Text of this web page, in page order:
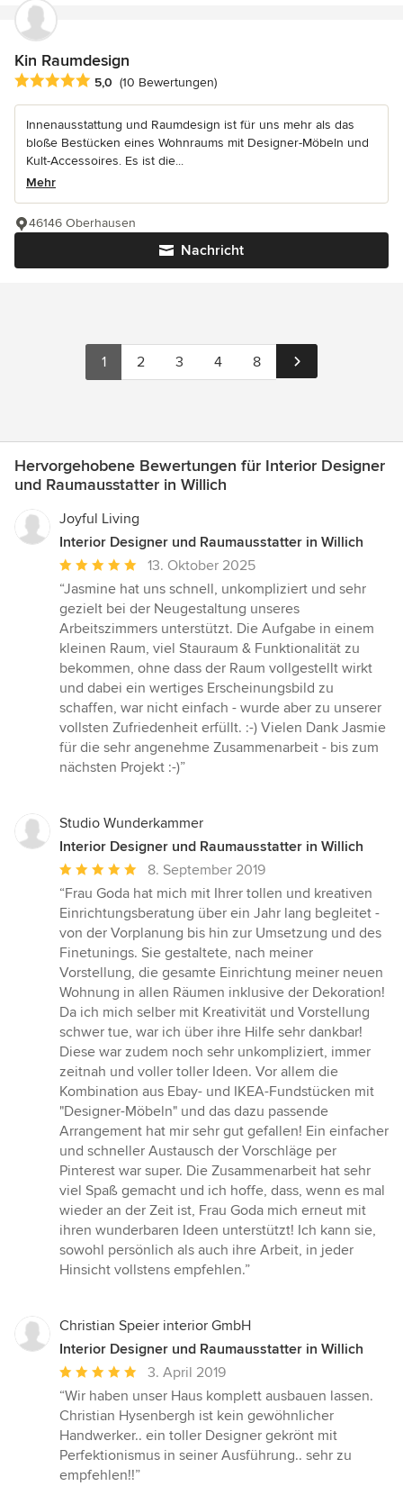
Kin Raumdesign
Durchschnittliche Bewertung: 5 von 5 Sternen
5,0 (10 Bewertungen)
Innenausstattung und Raumdesign ist für uns mehr als das
bloße Bestücken eines Wohnraums mit Designer-Möbeln und
Kult-Accessoires. Es ist die...
Mehr
Nachricht
46146 Oberhausen
1 2 3 4 8
Hervorgehobene Bewertungen für Interior Designer
und Raumausstatter in Willich
Joyful Living
Interior Designer und Raumausstatter in Willich
Durchschnittliche
Bewertung:
5
von
5
Sternen
13. Oktober 2025
“Jasmine hat uns schnell, unkompliziert und sehr
gezielt bei der Neugestaltung unseres
Arbeitszimmers unterstützt. Die Aufgabe in einem
kleinen Raum, viel Stauraum & Funktionalität zu
bekommen, ohne dass der Raum vollgestellt wirkt
und dabei ein wertiges Erscheinungsbild zu
schaffen, war nicht einfach - wurde aber zu unserer
vollsten Zufriedenheit erfüllt. :-) Vielen Dank Jasmie
für die sehr angenehme Zusammenarbeit - bis zum
nächsten Projekt :-)”
Studio Wunderkammer
Interior Designer und Raumausstatter in Willich
Durchschnittliche
Bewertung:
5
von
5
Sternen
8. September 2019
“Frau Goda hat mich mit Ihrer tollen und kreativen
Einrichtungsberatung über ein Jahr lang begleitet -
von der Vorplanung bis hin zur Umsetzung und des
Finetunings. Sie gestaltete, nach meiner
Vorstellung, die gesamte Einrichtung meiner neuen
Wohnung in allen Räumen inklusive der Dekoration!
Da ich mich selber mit Kreativität und Vorstellung
schwer tue, war ich über ihre Hilfe sehr dankbar!
Diese war zudem noch sehr unkompliziert, immer
zeitnah und voller toller Ideen. Vor allem die
Kombination aus Ebay- und IKEA-Fundstücken mit
"Designer-Möbeln" und das dazu passende
Arrangement hat mir sehr gut gefallen! Ein einfacher
und schneller Austausch der Vorschläge per
Pinterest war super. Die Zusammenarbeit hat sehr
viel Spaß gemacht und ich hoffe, dass, wenn es mal
wieder an der Zeit ist, Frau Goda mich erneut mit
ihren wunderbaren Ideen unterstützt! Ich kann sie,
sowohl persönlich als auch ihre Arbeit, in jeder
Hinsicht vollstens empfehlen.”
Christian Speier interior GmbH
Interior Designer und Raumausstatter in Willich
Durchschnittliche
Bewertung:
5
von
5
Sternen
3. April 2019
“Wir haben unser Haus komplett ausbauen lassen.
Christian Hysenbergh ist kein gewöhnlicher
Handwerker.. ein toller Designer gekrönt mit
Perfektionismus in seiner Ausführung.. sehr zu
empfehlen!!”